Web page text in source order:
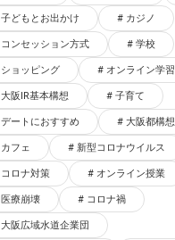
子どもとお出かけ カジノ
コンセッション方式 学校
ショッピング オンライン学習
大阪IR基本構想 子育て
デートにおすすめ 大阪都構想
カフェ 新型コロナウイルス
コロナ対策 オンライン授業
医療崩壊 コロナ禍
大阪広域水道企業団